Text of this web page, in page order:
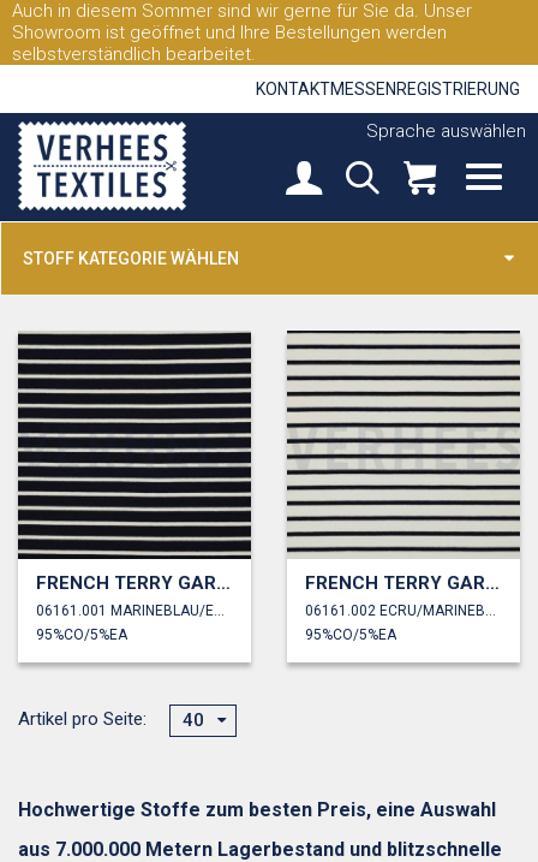
Auch in diesem Sommer sind wir gerne für Sie da. Unser
Showroom ist geöffnet und Ihre Bestellungen werden
selbstverständlich bearbeitet.
KONTAKTMESSEN REGISTRIERUNG
Sprache auswählen
STOFF KATEGORIE WÄHLEN
FRENCH TERRY GARNGEFÄRBT STREIFEN
06161.001 MARINEBLAU/ECRU
95%CO/5%EA
FRENCH TERRY GARNGEFÄRBT STREIFEN
06161.002 ECRU/MARINEBLAU
95%CO/5%EA
Artikel pro Seite: 40
Hochwertige Stoffe zum besten Preis, eine Auswahl
aus 7.000.000 Metern Lagerbestand und blitzschnelle